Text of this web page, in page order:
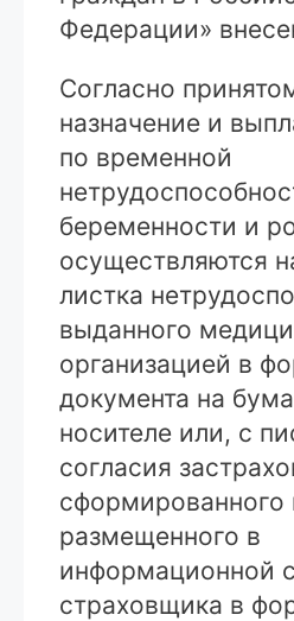
Федерации»
Согласно
назначение и
по временной
беременности и
осуществляются
листка
выданного
организацией в
документа на
носителе или, с
согласия
сформированного
размещенного в
информационной
страховщика в